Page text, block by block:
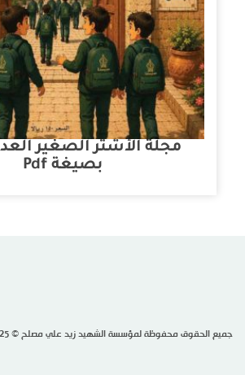
بصيغة Pdf
جميع الحقوق محفوظة لمؤسسة الشهيد زيد علي مصلح © 2025م